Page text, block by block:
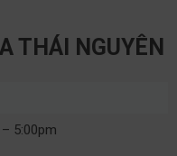
THÁI NGUYÊN
5:00pm